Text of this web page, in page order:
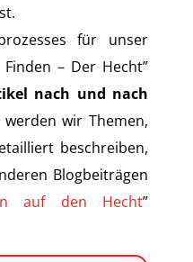
für unser
– Der Hecht”
nach und nach
werden wir Themen,
beschreiben,
Blogbeiträgen
auf den Hecht”